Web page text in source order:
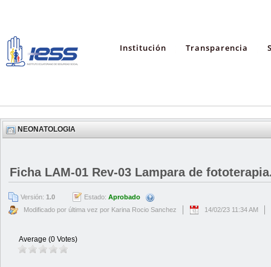
Institución Transparencia
NEONATOLOGIA
Ficha LAM-01 Rev-03 Lampara de
Versión: 1.0 Estado: Aprobado
Modificado por última vez por Karina Rocio Sanchez
14/02/23 11:34 AM
Average (0 Votes)